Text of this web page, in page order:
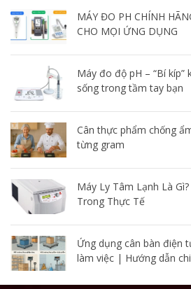
MÁY ĐO PH CHÍNH
CHO MỌI ỨNG DỤNG
Máy đo độ pH – “Bí
sống trong tầm tay bạn
Cân thực phẩm chống
từng gram
Máy Ly Tâm Lạnh Là
Trong Thực Tế
Ứng dụng cân bàn điện
làm việc | Hướng dẫn